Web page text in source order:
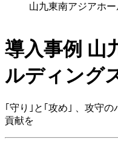
山九東南アジアホ
導入事例 山
ルディング
｢守り｣と｢攻め｣ 、攻守
貢献を